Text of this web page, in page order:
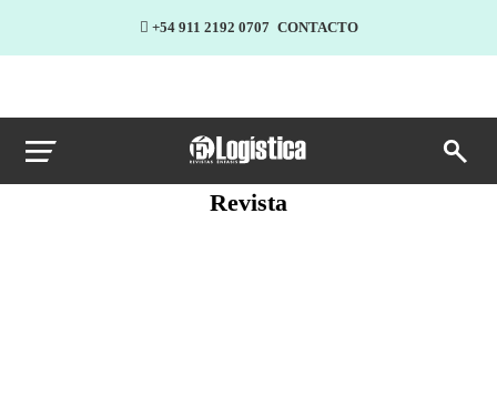
+54 911 2192 0707 CONTACTO
Revista